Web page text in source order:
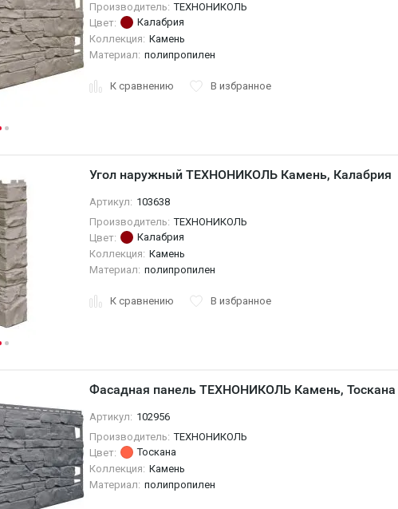
Производитель: ТЕХНОНИКОЛЬ
Цвет:
Калабрия
Коллекция: Камень
Материал: полипропилен
К сравнению В избранное
Угол наружный ТЕХНОНИКОЛЬ Камень, Калабрия
Артикул: 103638
Производитель: ТЕХНОНИКОЛЬ
Цвет:
Калабрия
Коллекция: Камень
Материал: полипропилен
К сравнению В избранное
Фасадная панель ТЕХНОНИКОЛЬ Камень, Тоскана
Артикул: 102956
Производитель: ТЕХНОНИКОЛЬ
Цвет:
Тоскана
Коллекция: Камень
Материал: полипропилен